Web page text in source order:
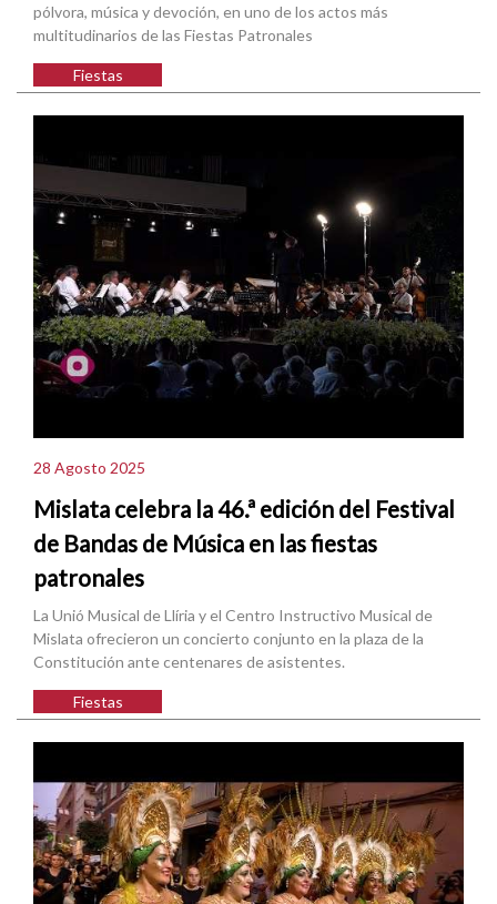
pólvora, música y devoción, en uno de los actos más
multitudinarios de las Fiestas Patronales
Fiestas
28 Agosto 2025
Mislata celebra la 46.ª edición del Festival
de Bandas de Música en las fiestas
patronales
La Unió Musical de Llíria y el Centro Instructivo Musical de
Mislata ofrecieron un concierto conjunto en la plaza de la
Constitución ante centenares de asistentes.
Fiestas